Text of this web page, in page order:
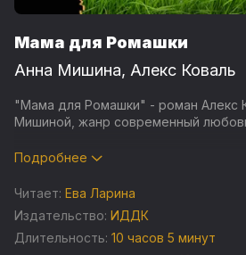
Мама для Ромашки
Анна Мишина, Алекс Коваль
"Мама для Ромашки" - роман Алекс
Мишиной, жанр современный
В один прекрасный день – с
Беркутова – жизнь Алисы
Обменявшись колкими
рассталась с твердым намерением
встречаться. Однако… все пошло не
Подробнее
Читает: Ева Ларина
Издательство: ИДДК
Длительность: 10 часов 5 минут